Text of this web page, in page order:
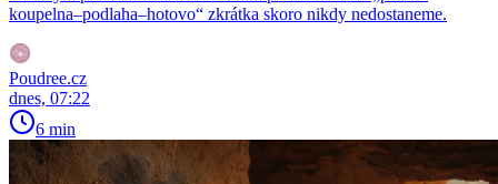
koupelna–podlaha–hotovo“ zkrátka skoro nikdy nedostaneme.
Poudree.cz
dnes, 07:22
6 min